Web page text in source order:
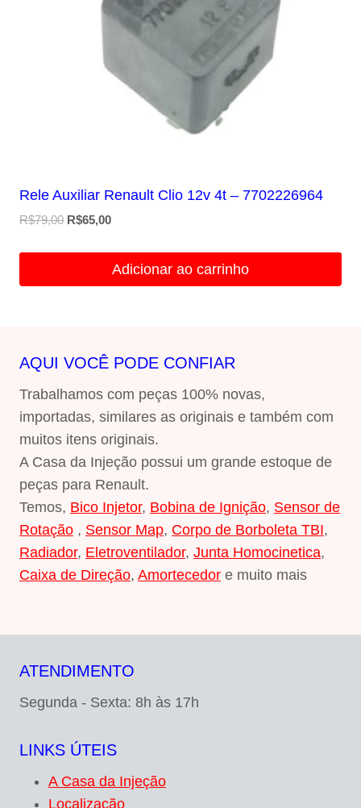
Rele Auxiliar Renault Clio 12v 4t – 7702226964
R$79,00 O
R$65,00O
é:
Adicionar ao carrinho
AQUI VOCÊ PODE CONFIAR
Trabalhamos com peças 100% novas,
importadas, similares as originais e também com
muitos itens originais.
A Casa da Injeção possui um grande estoque de
peças para Renault.
Temos, Bico Injetor, Bobina de Ignição, Sensor de
Rotação , Sensor Map, Corpo de Borboleta TBI,
Radiador, Eletroventilador, Junta Homocinetica,
Caixa de Direção, Amortecedor e muito mais
ATENDIMENTO
Segunda - Sexta: 8h às 17h
LINKS ÚTEIS
A Casa da Injeção
Localização